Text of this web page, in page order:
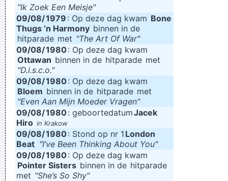
"Ik Zoek Een Meisje"
09/08/1979 : Op deze dag kwam Bone
Thugs ’n Harmony binnen in de
hitparade met "The Art Of War"
09/08/1980: Op deze dag kwam
Ottawan binnen in de hitparade met
"D.i.s.c.o."
09/08/1980: Op deze dag kwam
Bloem binnen in de hitparade met
"Even Aan Mijn Moeder Vragen"
09/08/1980: geboortedatumJacek
Hiro in Krakow
09/08/1980: Stond op nr 1 London
Beat "I’ve Been Thinking About You"
09/08/1980: Op deze dag kwam
Pointer Sisters binnen in de hitparade
met "She’s So Shy"